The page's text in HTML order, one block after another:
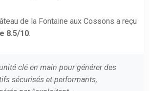
de la Fontaine aux Cossons a reçu
8.5/10.
clé en main pour générer des
sécurisés et performants,